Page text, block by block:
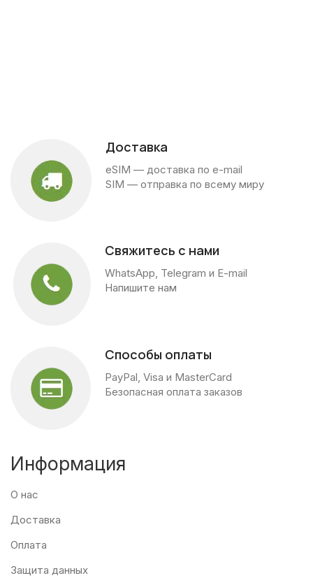
Доставка
eSIM — доставка по e-mail
SIM — отправка по всему миру
Свяжитесь с нами
WhatsApp, Telegram и E-mail
Напишите нам
Способы оплаты
PayPal, Visa и MasterCard
Безопасная оплата заказов
Информация
О нас
Доставка
Оплата
Защита данных